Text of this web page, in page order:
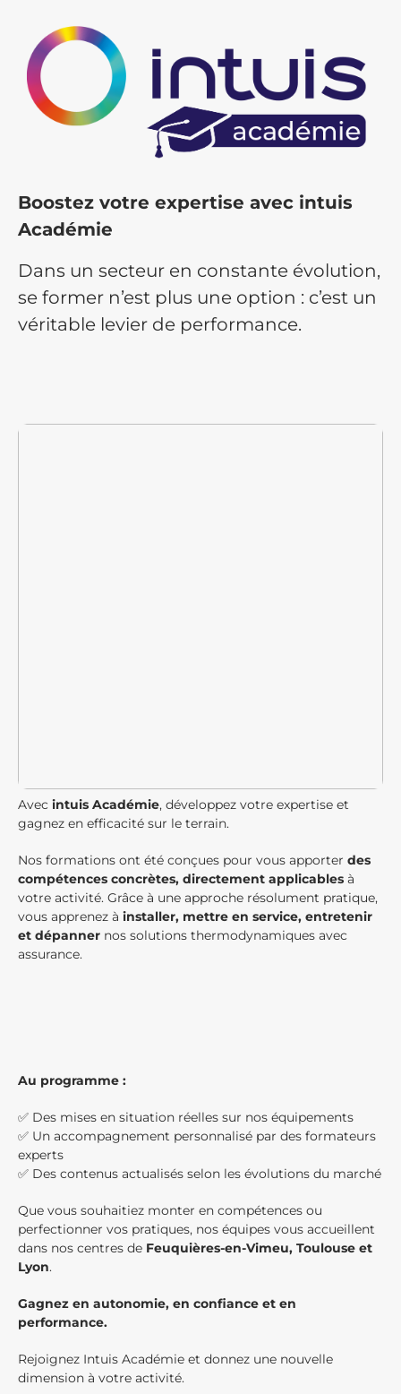
Boostez votre expertise avec intuis
Académie
Dans un secteur en constante évolution,
se former n’est plus une option : c’est un
véritable levier de performance.
Avec intuis Académie, développez votre expertise et
gagnez en efficacité sur le terrain.
Nos formations ont été conçues pour vous apporter des
compétences concrètes, directement applicables à
votre activité. Grâce à une approche résolument pratique,
vous apprenez à installer, mettre en service, entretenir
et dépanner nos solutions thermodynamiques avec
assurance.
Au programme :
✅ Des mises en situation réelles sur nos équipements
✅ Un accompagnement personnalisé par des formateurs
experts
✅ Des contenus actualisés selon les évolutions du marché
Que vous souhaitiez monter en compétences ou
perfectionner vos pratiques, nos équipes vous accueillent
dans nos centres de Feuquières-en-Vimeu, Toulouse et
Lyon.
Gagnez en autonomie, en confiance et en
performance.
Rejoignez Intuis Académie et donnez une nouvelle
dimension à votre activité.